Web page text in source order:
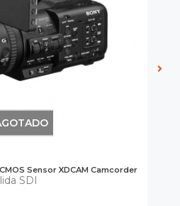
Sensor XDCAM Camcorder
SDI